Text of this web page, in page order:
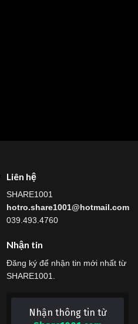
Liên hệ
SHARE1001
hotro.share1001@hotmail.com
039.493.4760
Nhận tin
Đăng ký để nhận tin mới nhất từ
SHARE1001.
Nhận thông tin từ